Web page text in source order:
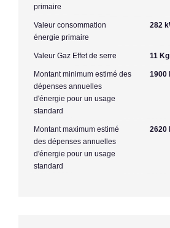
primaire
Valeur consommation
énergie primaire
282
Valeur Gaz Effet de serre 11
Montant minimum estimé des
dépenses annuelles
d'énergie pour un usage
standard
1900
Montant maximum estimé
des dépenses annuelles
d'énergie pour un usage
standard
2620